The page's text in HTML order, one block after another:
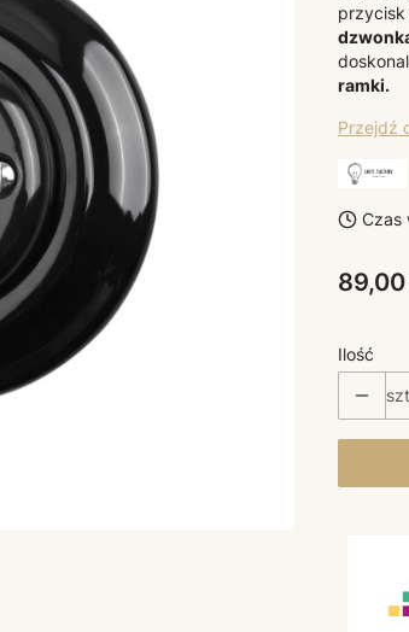
przycisk
ramki.
Przejdź
Czas
Cena
89,00
Ilość